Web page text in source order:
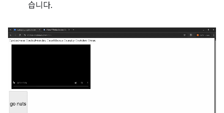
습니다.